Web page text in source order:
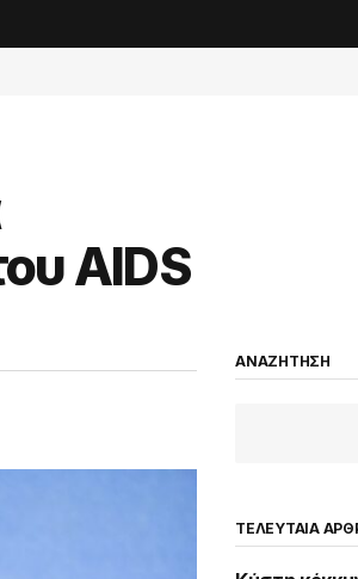
AIDS
ΑΝΑΖΗΤΗΣΗ
ΤΕΛΕΥΤΑΙΑ